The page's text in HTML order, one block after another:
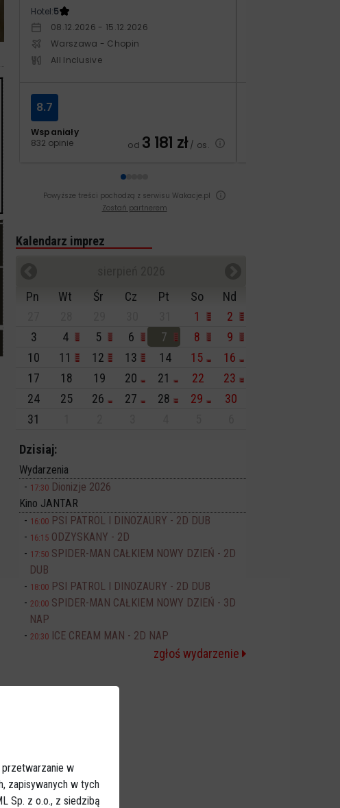
Hotel:5
08.12.2026 - 15.12.2026
Warszawa - Chopin
All Inclusive
Wspaniały
832 opinie
8.7
od 3 181 zł/ os.
Powyższe treści pochodzą z serwisu Wakacje.pl
Zostań partnerem
Kalendarz imprez
Pn
Wt Śr Cz Pt So
Nd
1
2
3
4 5 6 7 8
9
10
11 12 13 14 15
16
17
18 19 20 21 22
23
24
25 26 27 28 29
30
31
Dzisiaj:
Wydarzenia
17:30 Dionizje 2026
Kino JANTAR
16:00 PSI PATROL I DINOZAURY - 2D DUB
16:15 ODZYSKANY - 2D
17:50 SPIDER-MAN CAŁKIEM NOWY DZIEŃ - 2D
DUB
18:00 PSI PATROL I DINOZAURY - 2D DUB
20:00 SPIDER-MAN CAŁKIEM NOWY DZIEŃ - 3D
NAP
20:30 ICE CREAM MAN - 2D NAP
zgłoś wydarzenie
w
zapisywanych w tych
Sp. z o.o., z siedzibą